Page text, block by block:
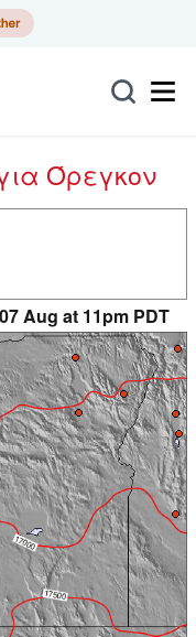
Όρεγκον
Aug at 11pm PDT